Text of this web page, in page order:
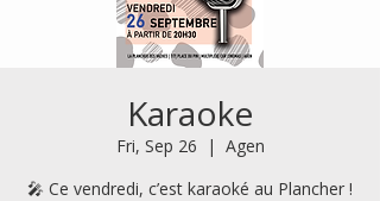
Karaoke
Fri, Sep 26
  |
Agen
🎤 Ce vendredi, c’est karaoké au Plancher !